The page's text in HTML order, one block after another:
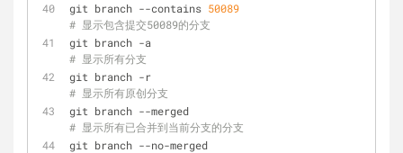
git branch --contains 50089
# 显示包含提交50089的分支
# 显示所有分支
# 显示所有原创分支
# 显示所有已合并到当前分支的分支